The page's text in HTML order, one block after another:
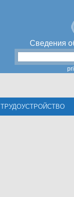
Сведения
ТРУДОУСТРОЙСТВО